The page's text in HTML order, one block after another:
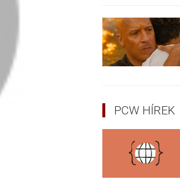
PCW HÍREK